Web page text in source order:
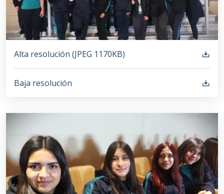
Alta resolución (JPEG 1170KB)
Baja resolución